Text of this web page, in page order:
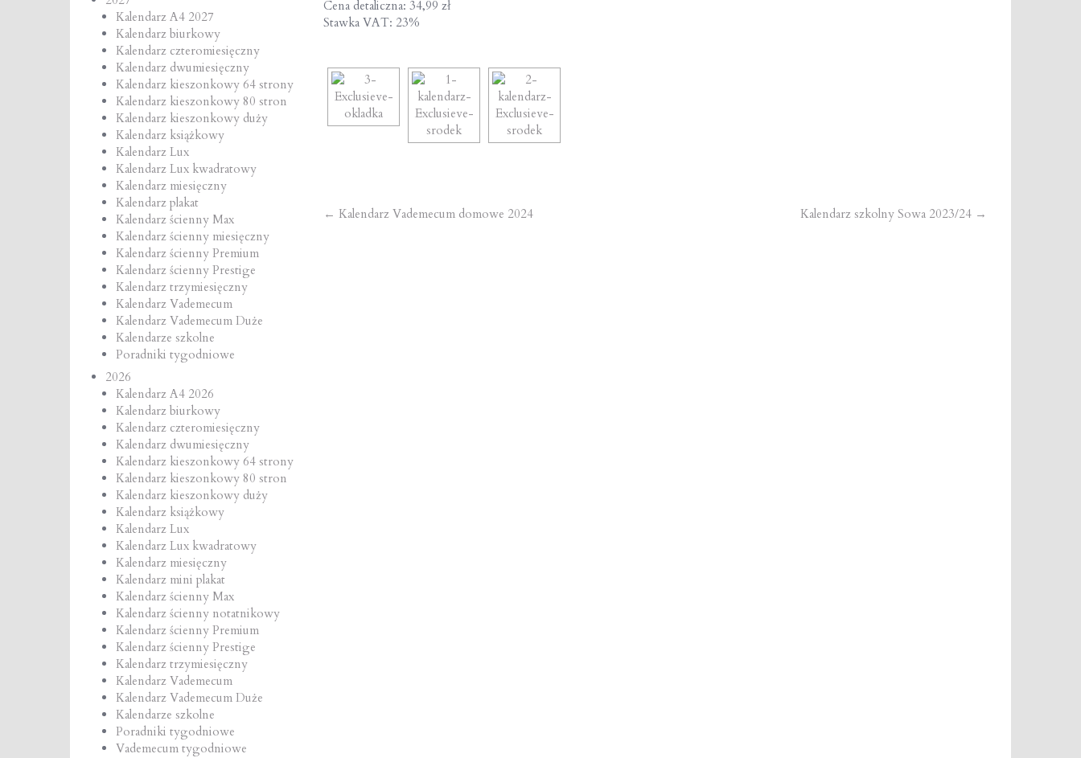
Kalendarz A4 2027
Kalendarz biurkowy
Kalendarz czteromiesięczny
Kalendarz dwumiesięczny
Kalendarz kieszonkowy 64 strony
Kalendarz kieszonkowy 80 stron
Kalendarz kieszonkowy duży
Kalendarz książkowy
Kalendarz Lux
Kalendarz Lux kwadratowy
Kalendarz miesięczny
Kalendarz plakat
Kalendarz ścienny Max
Kalendarz ścienny miesięczny
Kalendarz ścienny Premium
Kalendarz ścienny Prestige
Kalendarz trzymiesięczny
Kalendarz Vademecum
Kalendarz Vademecum Duże
Kalendarze szkolne
Poradniki tygodniowe
2026
Kalendarz A4 2026
Kalendarz biurkowy
Kalendarz czteromiesięczny
Kalendarz dwumiesięczny
Kalendarz kieszonkowy 64 strony
Kalendarz kieszonkowy 80 stron
Kalendarz kieszonkowy duży
Kalendarz książkowy
Kalendarz Lux
Kalendarz Lux kwadratowy
Kalendarz miesięczny
Kalendarz mini plakat
Kalendarz ścienny Max
Kalendarz ścienny notatnikowy
Kalendarz ścienny Premium
Kalendarz ścienny Prestige
Kalendarz trzymiesięczny
Kalendarz Vademecum
Kalendarz Vademecum Duże
Kalendarze szkolne
Poradniki tygodniowe
Vademecum tygodniowe
Cena detaliczna: 34,99 zł
Stawka VAT: 23%
Post
← Kalendarz Vademecum domowe 2024 Kalendarz szkolny Sowa 2023/24 →